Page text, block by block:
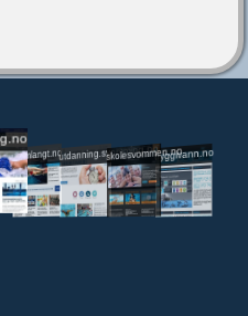
svomlangt.noutdanning.svomming.no
skolesvommen.notryggivann.no